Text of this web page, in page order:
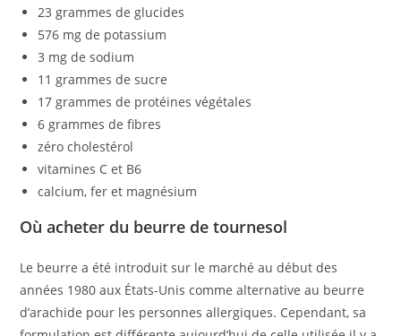
23 grammes de glucides
576 mg de potassium
3 mg de sodium
11 grammes de sucre
17 grammes de protéines végétales
6 grammes de fibres
zéro cholestérol
vitamines C et B6
calcium, fer et magnésium
Où acheter du beurre de tournesol
Le beurre a été introduit sur le marché au début des
années 1980 aux États-Unis comme alternative au beurre
d’arachide pour les personnes allergiques. Cependant, sa